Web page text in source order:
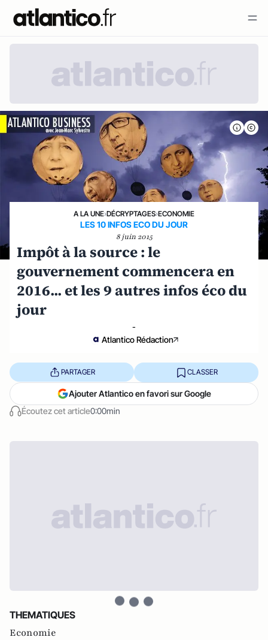
A LA UNE›DÉCRYPTAGES›ECONOMIE
LES 10 INFOS ECO DU JOUR
8 juin 2015
Impôt à la source : le
gouvernement commencera en
2016... et les 9 autres infos éco du
jour
-
Atlantico Rédaction
Écoutez cet article0:00min
PARTAGER CLASSER
Ajouter Atlantico en favori sur Google
THEMATIQUES
Economie